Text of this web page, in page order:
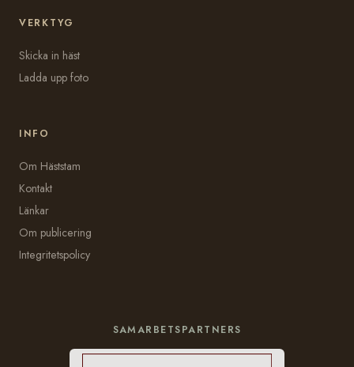
VERKTYG
Skicka in häst
Ladda upp foto
INFO
Om Häststam
Kontakt
Länkar
Om publicering
Integritetspolicy
SAMARBETSPARTNERS